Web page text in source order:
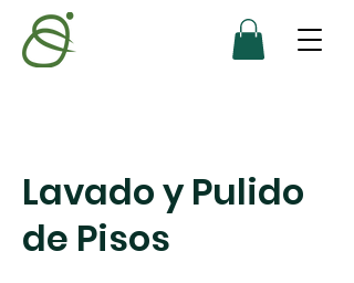
Lavado y Pulido
de Pisos